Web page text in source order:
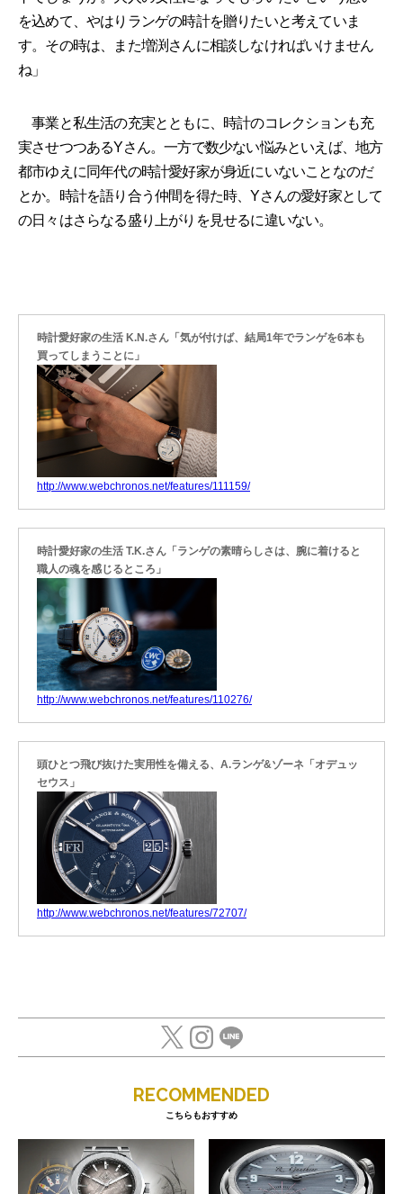
を込めて、やはりランゲの時計を贈りたいと考えていま
す。その時は、また増渕さんに相談しなければいけません
ね」
事業と私生活の充実とともに、時計のコレクションも充
実させつつあるYさん。一方で数少ない悩みといえば、地方
都市ゆえに同年代の時計愛好家が身近にいないことなのだ
とか。時計を語り合う仲間を得た時、Yさんの愛好家として
の日々はさらなる盛り上がりを見せるに違いない。
時計愛好家の生活 K.N.さん「気が付けば、結局1年でランゲを6本も
買ってしまうことに」
http://www.webchronos.net/features/111159/
時計愛好家の生活 T.K.さん「ランゲの素晴らしさは、腕に着けると
職人の魂を感じるところ」
http://www.webchronos.net/features/110276/
頭ひとつ飛び抜けた実用性を備える、A.ランゲ&ゾーネ「オデュッ
セウス」
http://www.webchronos.net/features/72707/
RECOMMENDED
こちらもおすすめ